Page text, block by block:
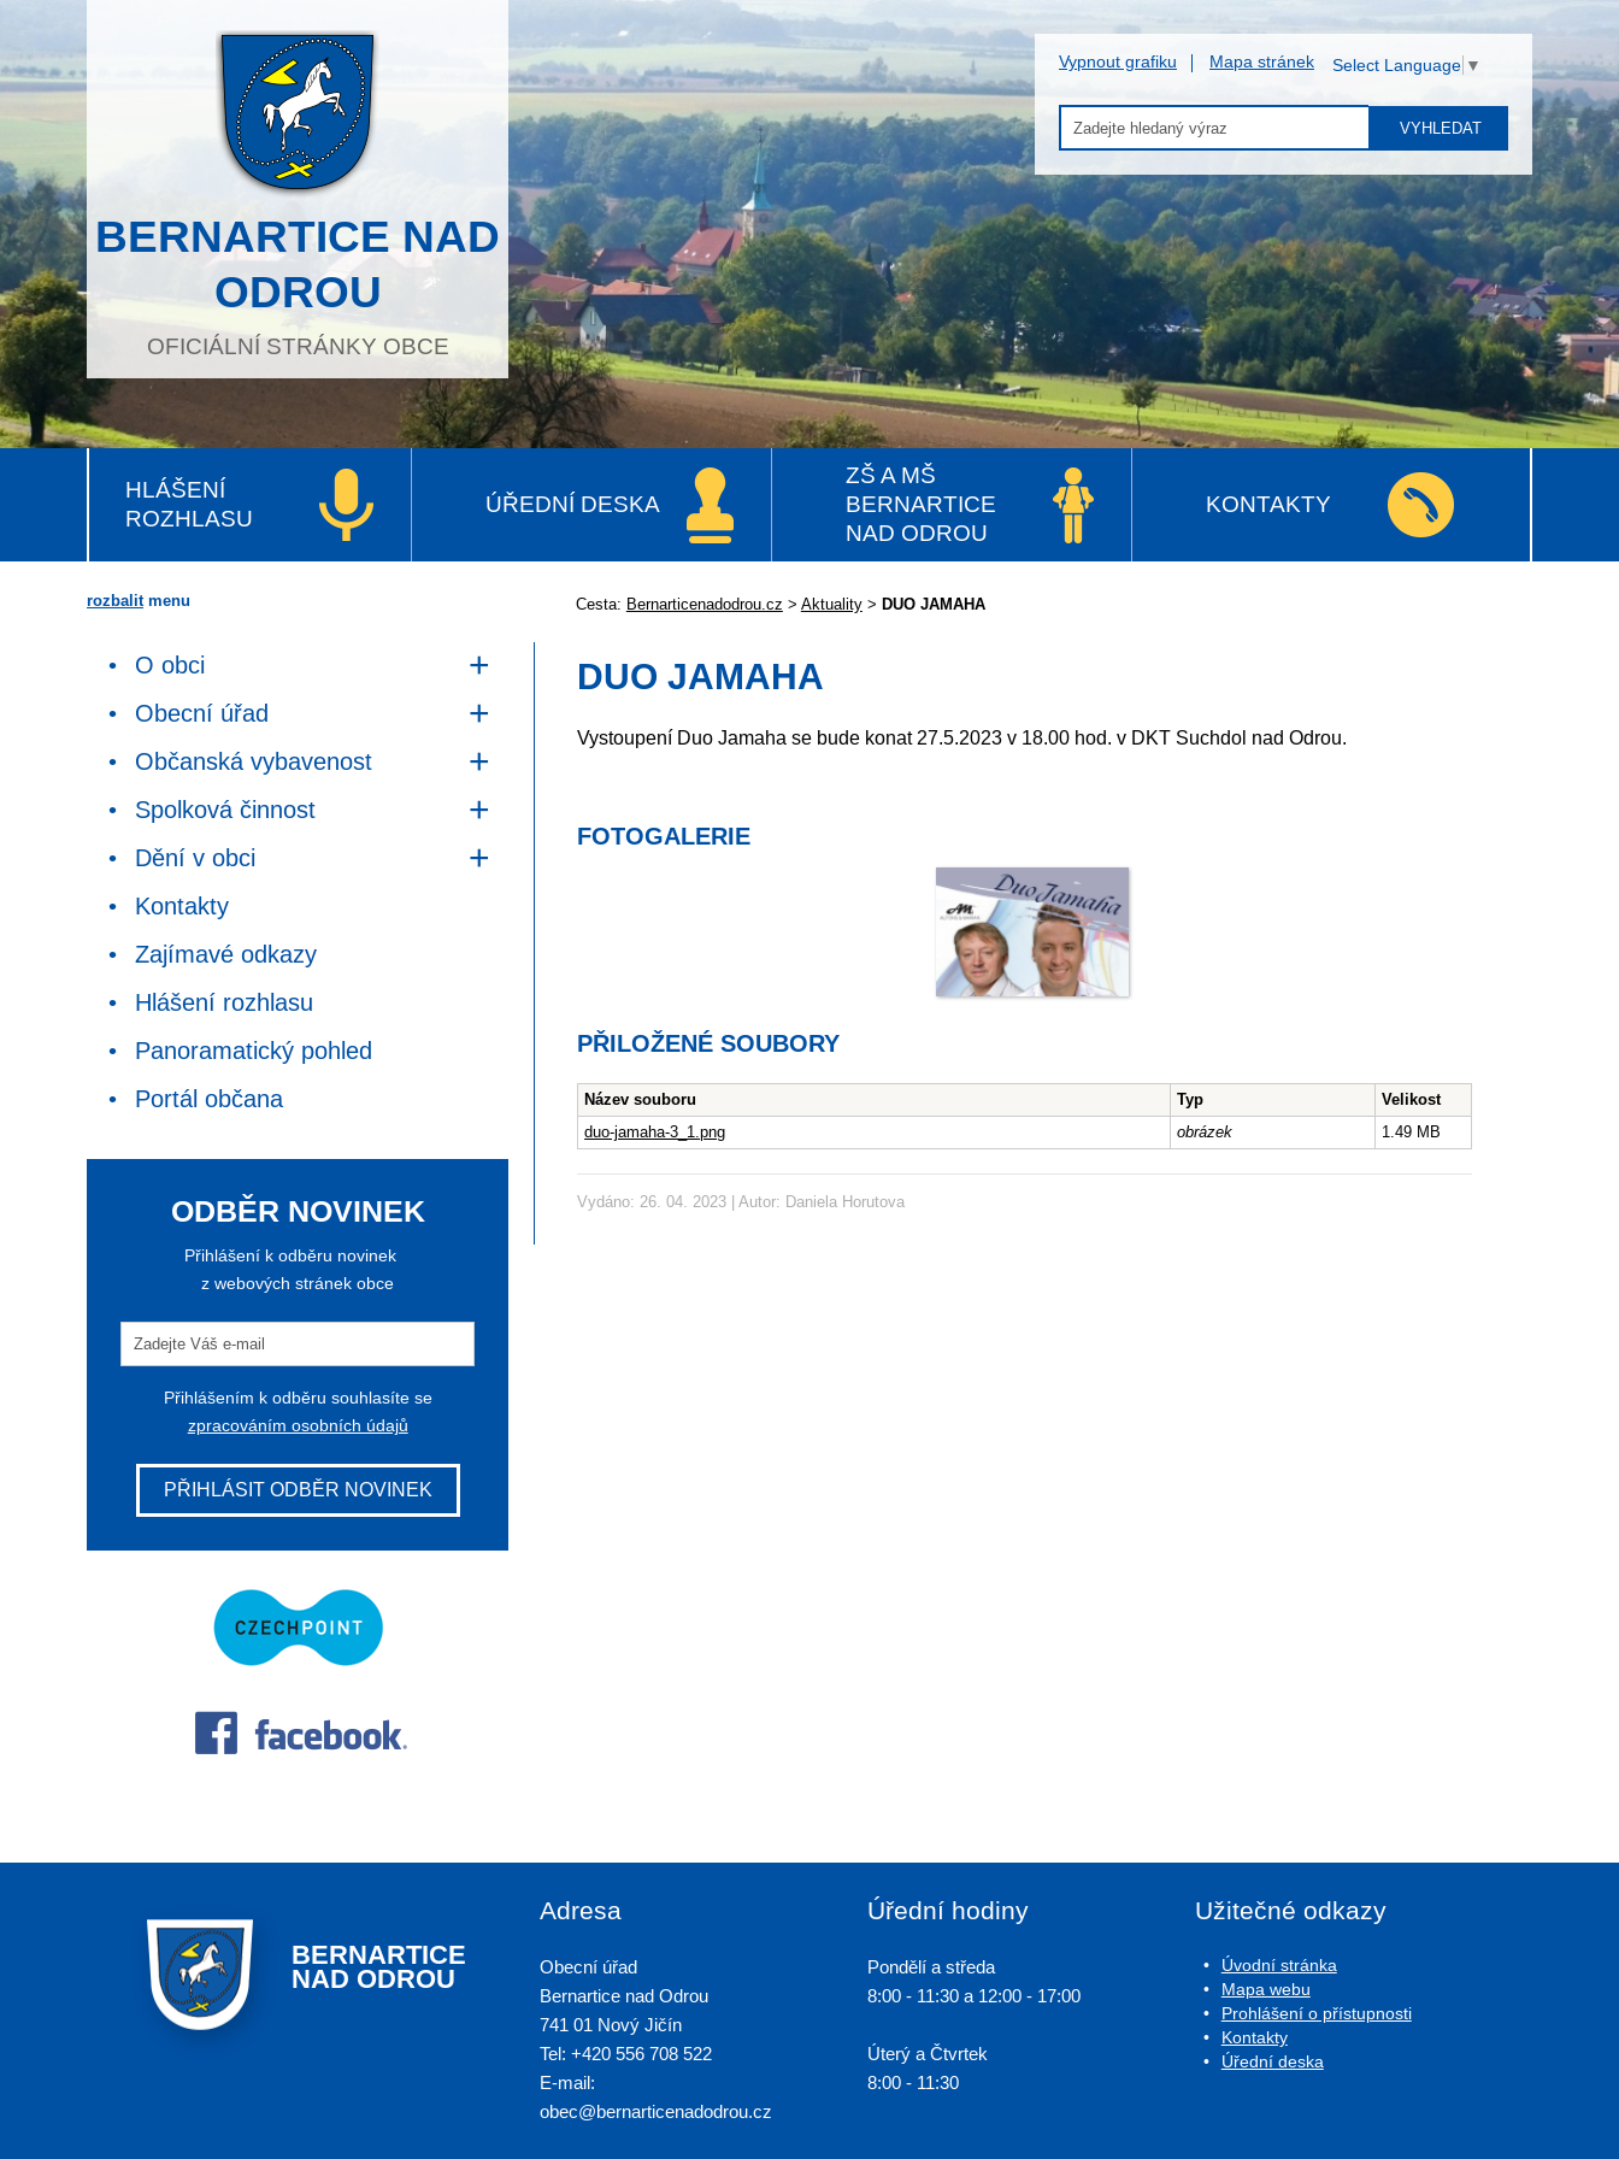
BERNARTICE NAD
ODROU
OFICIÁLNÍ STRÁNKY OBCE
Vypnout grafiku Mapa stránek Select Language ▼
VYHLEDAT
HLÁŠENÍ
ROZHLASU
ÚŘEDNÍ DESKA
ZŠ A MŠ
BERNARTICE
NAD ODROU
KONTAKTY
Cesta: Bernarticenadodrou.cz > Aktuality> DUO JAMAHA
DUO JAMAHA
Vystoupení Duo Jamaha se bude konat 27.5.2023 v 18.00 hod. v DKT Suchdol nad Odrou.
FOTOGALERIE
PŘILOŽENÉ SOUBORY
Název souboru Typ
Velikost
duo-jamaha-3_1.png
obrázek 1.49 MB
Vydáno: 26. 04. 2023 | Autor: Daniela Horutova
rozbalitmenu
O obci
Obecní úřad
Občanská vybavenost
Spolková činnost
Dění v obci
Kontakty
Zajímavé odkazy
Hlášení rozhlasu
Panoramatický pohled
Portál občana
ODBĚR NOVINEK
Přihlášení k odběru novinek
z webových stránek obce
Přihlášením k odběru souhlasíte se
zpracováním osobních údajů
PŘIHLÁSIT ODBĚR NOVINEK
BERNARTICE
NAD ODROU
Adresa
Obecní úřad
Bernartice nad Odrou
741 01 Nový Jičín
Tel: +420 556 708 522
E-mail:
obec@bernarticenadodrou.cz
Úřední hodiny
Pondělí a středa
8:00 - 11:30 a 12:00 - 17:00
Úterý a Čtvrtek
8:00 - 11:30
Užitečné odkazy
Úvodní stránka
Mapa webu
Prohlášení o přístupnosti
Kontakty
Úřední deska